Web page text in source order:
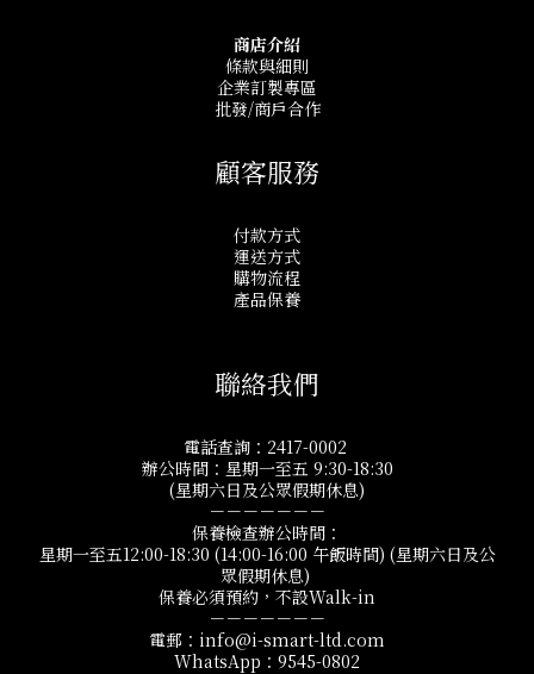
商店介紹
條款與細則
企業訂製專區
批發/商戶合作
顧客服務
付款方式
運送方式
購物流程
產品保養
聯絡我們
電話查詢：2417-0002
辦公時間：星期一至五 9:30-18:30
(星期六日及公眾假期休息)
－－－－－－－
保養檢查辦公時間：
星期一至五12:00-18:30 (14:00-16:00 午飯時間) (星期六日及公
眾假期休息)
保養必須預約，不設Walk-in
－－－－－－－
電郵：info@i-smart-ltd.com
WhatsApp：9545-0802